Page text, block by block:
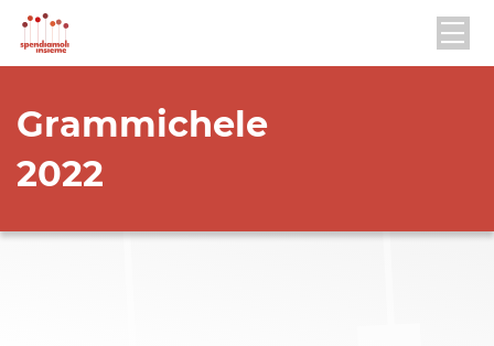
Grammichele
2022